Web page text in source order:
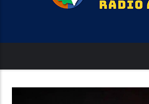
Mato Grosso
crimes
CAIXA e
entregadores